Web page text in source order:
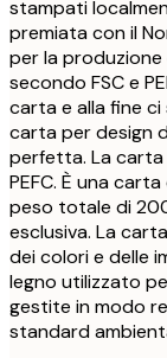
stampati
premiata con il
per la
secondo FSC e
carta e alla fine ci
carta per design
perfetta. La carta
PEFC. È una
peso totale di
esclusiva. La
dei colori e delle
legno utilizzato
gestite in modo
standard